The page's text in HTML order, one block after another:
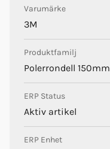
Varumärke
3M
Produktfamilj
Polerrondell 150mm
ERP Status
Aktiv artikel
ERP Enhet